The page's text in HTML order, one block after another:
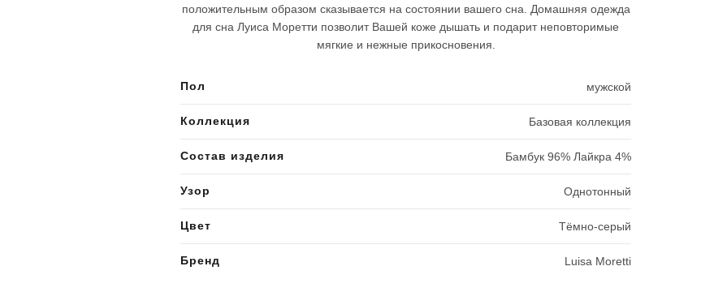
12980₽.
положительным образом сказывается на состоянии вашего сна. Домашняя одежда
для сна Луиса Моретти позволит Вашей коже дышать и подарит неповторимые
мягкие и нежные прикосновения.
Пол мужской
Коллекция Базовая коллекция
Состав изделия Бамбук 96% Лайкра 4%
Узор Однотонный
Цвет Тёмно-серый
Бренд Luisa Moretti